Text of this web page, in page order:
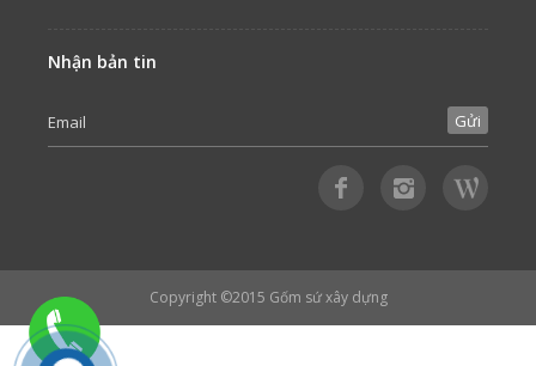
Nhận bản tin
Copyright ©2015 Gốm sứ xây dựng